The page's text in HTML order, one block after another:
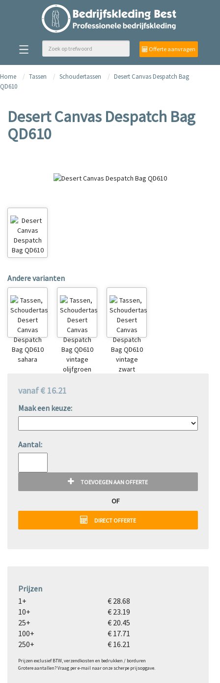
Offerte aanvragen
Home Tassen Schoudertassen
Desert Canvas Despatch Bag
QD610
Desert Canvas Despatch Bag
QD610
Andere varianten
vanaf € 16.21
Maak een keuze:
Aantal:
TOEVOEGEN AAN OFFERTE
OF
DIRECT OFFERTE
Prijzen
1+
€ 28.68
10+
€ 23.19
25+
€ 20.45
100+
€ 17.71
250+
€ 16.21
Prijzen exclusief BTW, verzendkosten en bedrukken / borduren
Grotere aantallen? Vraag per e-mail naar onze scherpe prijsopgave.